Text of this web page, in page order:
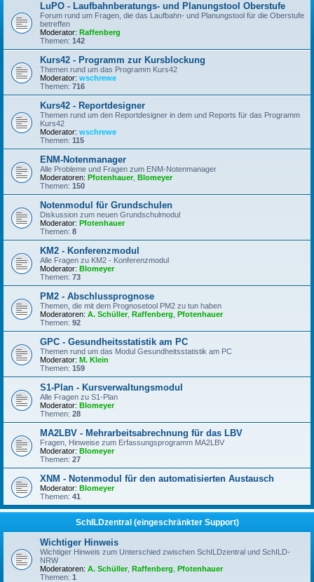
LuPO - Laufbahnberatungs- und Planungstool Oberstufe
Forum rund um Fragen, die das Laufbahn- und Planungstool für die Oberstufe
betreffen
Moderator: Raffenberg
Themen: 142
Kurs42 - Programm zur Kursblockung
Themen rund um das Programm Kurs42
Moderator: wschrewe
Themen: 716
Kurs42 - Reportdesigner
Themen rund um den Reportdesigner in dem und Reports für das Programm
Kurs42
Moderator: wschrewe
Themen: 115
ENM-Notenmanager
Alle Probleme und Fragen zum ENM-Notenmanager
Moderatoren: Pfotenhauer, Blomeyer
Themen: 150
Notenmodul für Grundschulen
Diskussion zum neuen Grundschulmodul
Moderator: Pfotenhauer
Themen: 8
KM2 - Konferenzmodul
Alle Fragen zu KM2 - Konferenzmodul
Moderator: Blomeyer
Themen: 73
PM2 - Abschlussprognose
Themen, die mit dem Prognosetool PM2 zu tun haben
Moderatoren: A. Schüller, Raffenberg Pfotenhauer
Themen: 92
GPC - Gesundheitsstatistik am PC
Themen rund um das Modul Gesundheitsstatistik am PC
Moderator: M. Klein
Themen: 159
S1-Plan - Kursverwaltungsmodul
Alle Fragen zu S1-Plan
Moderator: Blomeyer
Themen: 28
MA2LBV - Mehrarbeitsabrechnung für das LBV
Fragen, Hinweise zum Erfassungsprogramm MA2LBV
Moderator: Blomeyer
Themen: 27
XNM - Notenmodul für den automatisierten Austausch
Moderator: Blomeyer
Themen: 41
SchILDzentral (eingeschränkter Support)
Wichtiger Hinweis
Wichtiger Hinweis zum Unterschied zwischen SchILDzentral und SchILD-
NRW
Moderatoren: A. Schüller, Raffenberg Pfotenhauer
Themen: 1